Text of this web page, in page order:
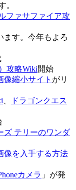
。
ファサファイア攻
ます。今年もよろ
攻略Wiki開始
像縮小サイト がリ
ドラゴンクエス
ズ テリーのワンダ
像を入手する方法
カメラ 」が発